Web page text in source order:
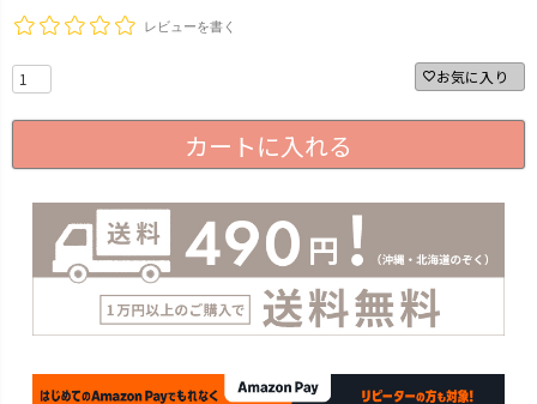
レビューを書く
お気に入り
カートに入れる